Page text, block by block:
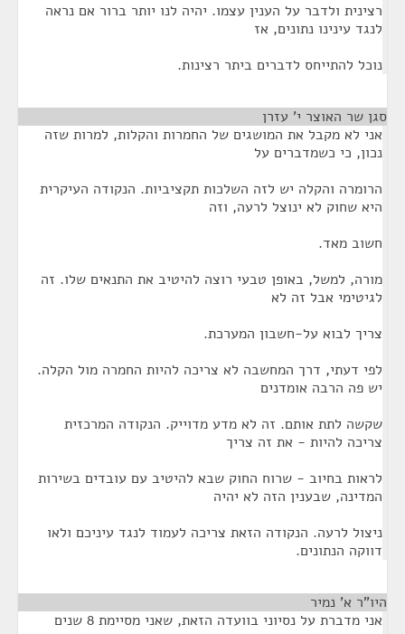
רצינית ולדבר על הענין עצמו. יהיה לנו יותר ברור אם נראה
לנגד עינינו נתונים, אז
נוכל להתייחס לדברים ביתר רצינות.
סגן שר האוצר י' עזרן
אני לא מקבל את המושגים של החמרות והקלות, למרות שזה
נכון, כי כשמדברים על
הרומרה והקלה יש לזה השלכות תקציביות. הנקודה העיקרית
היא שחוק לא ינוצל לרעה, וזה
חשוב מאד.
מורה, למשל, באופן טבעי רוצה להיטיב את התנאים שלו. זה
לגיטימי אבל זה לא
צריך לבוא על-חשבון המערכת.
לפי דעתי, דרך המחשבה לא צריכה להיות החמרה מול הקלה.
יש פה הרבה אומדנים
שקשה לתת אותם. זה לא מדע מדוייק. הנקודה המרכזית
צריכה להיות - את זה צריך
לראות בחיוב - שרוח החוק שבא להיטיב עם עובדים בשירות
המדינה, שבענין הזה לא יהיה
ניצול לרעה. הנקודה הזאת צריכה לעמוד לנגד עיניכם ולאו
דווקה הנתונים.
היו"ר א' נמיר
אני מדברת על נסיוני בוועדה הזאת, שאני מסיימת 8 שנים